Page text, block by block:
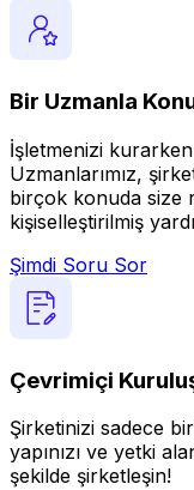
Bir Uzmanla
İşletmenizi kurarken
Uzmanlarımız,
birçok konuda size
kişiselleştirilmiş
Şimdi Soru Sor
Çevrimiçi
Şirketinizi sadece
yapınızı ve yetki
şekilde şirketleşin!